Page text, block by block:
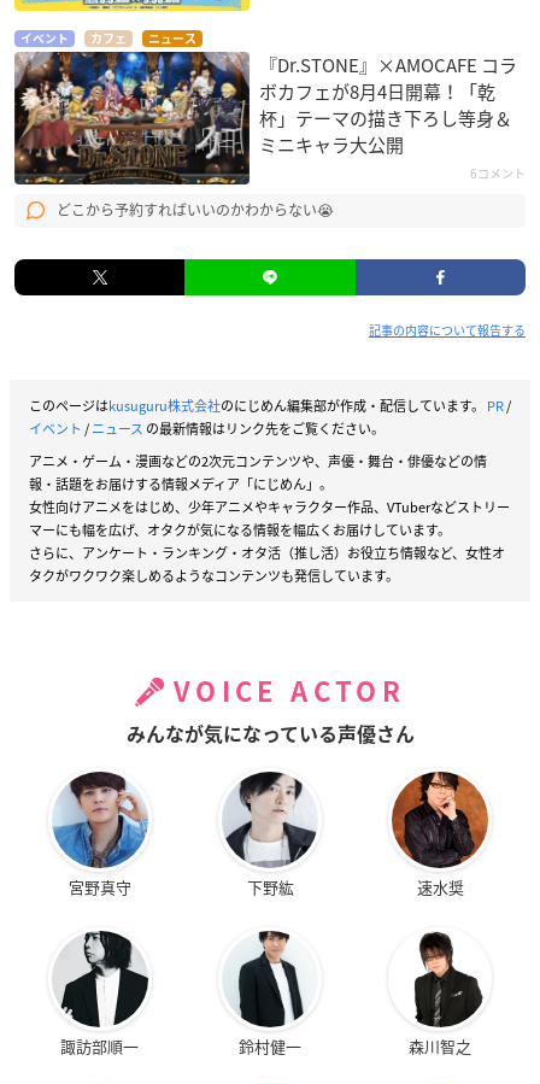
イベント カフェ ニュース
『Dr.STONE』×AMOCAFE コラ
ボカフェが8月4日開幕！「乾
杯」テーマの描き下ろし等身＆
ミニキャラ大公開
6コメント
どこから予約すればいいのかわからない😭
記事の内容について報告する
このページはkusuguru株式会社のにじめん編集部が作成・配信しています。 PR/
イベント /ニュース の最新情報はリンク先をご覧ください。
アニメ・ゲーム・漫画などの2次元コンテンツや、声優・舞台・俳優などの情
報・話題をお届けする情報メディア「にじめん」。
女性向けアニメをはじめ、少年アニメやキャラクター作品、VTuberなどストリー
マーにも幅を広げ、オタクが気になる情報を幅広くお届けしています。
さらに、アンケート・ランキング・オタ活（推し活）お役立ち情報など、女性オ
タクがワクワク楽しめるようなコンテンツも発信しています。
VOICE ACTOR
みんなが気になっている声優さん
宮野真守 下野紘 速水奨
諏訪部順一 鈴村健一 森川智之